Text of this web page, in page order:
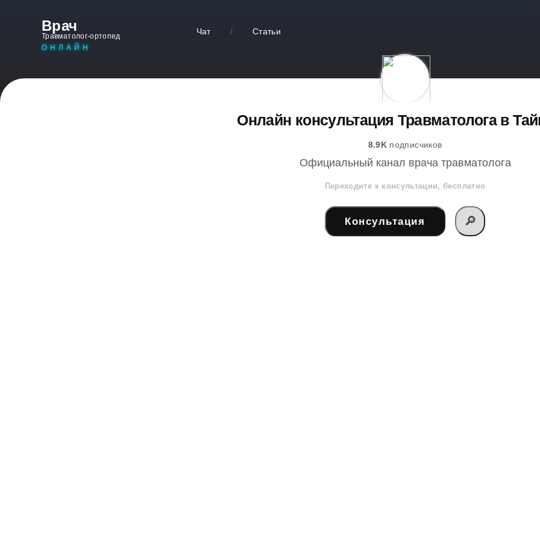
Врач
Травматолог-ортопед
ОНЛАЙН
Чат / Статьи
Онлайн консультация Травматолога в
8.9K подписчиков
Официальный канал врача травматолога
Переходите к консультации, бесплатно
Консультация 🔎